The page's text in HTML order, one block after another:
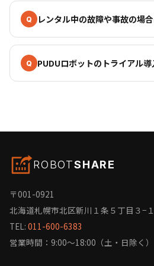
Q レンタル中の故障や事故の場
Q PUDUロボットのトライアル
ROBOTSHARE
〒001-0921
北海道札幌市北区新川１条５丁目３−
TEL: 011-600-6383
営業時間：9:00〜18:00（土・日除く）